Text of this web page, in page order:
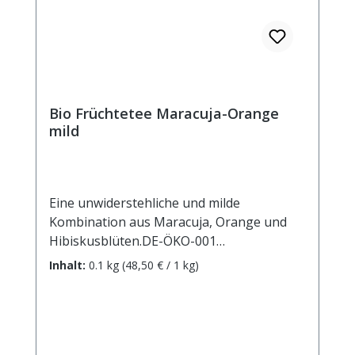
Bio Früchtetee Maracuja-Orange
mild
Eine unwiderstehliche und milde
Kombination aus Maracuja, Orange und
Hibiskusblüten.DE-ÖKO-001
Zutaten: Apfelstücke (Apfel*,
Inhalt: 0.1 kg (48,50 € / 1 kg)